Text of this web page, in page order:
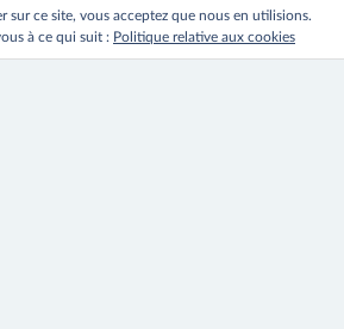
ce site, vous acceptez que nous en utilisions.
à ce qui suit : Politique relative aux cookies